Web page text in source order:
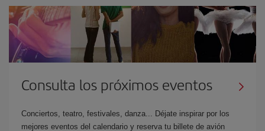
Consulta los próximos eventos
Conciertos, teatro, festivales, danza... Déjate inspirar por los
mejores eventos del calendario y reserva tu billete de avión